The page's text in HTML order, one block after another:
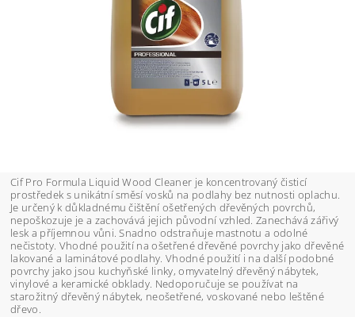
Cif Pro Formula Liquid Wood Cleaner je koncentrovaný čisticí
prostředek s unikátní směsí vosků na podlahy bez nutnosti oplachu.
Je určený k důkladnému čištění ošetřených dřevěných povrchů,
nepoškozuje je a zachovává jejich původní vzhled. Zanechává zářivý
lesk a příjemnou vůni. Snadno odstraňuje mastnotu a odolné
nečistoty. Vhodné použití na ošetřené dřevěné povrchy jako dřevěné
lakované a laminátové podlahy. Vhodné použití i na další podobné
povrchy jako jsou kuchyňské linky, omyvatelný dřevěný nábytek,
vinylové a keramické obklady. Nedoporučuje se používat na
starožitný dřevěný nábytek, neošetřené, voskované nebo leštěné
dřevo.